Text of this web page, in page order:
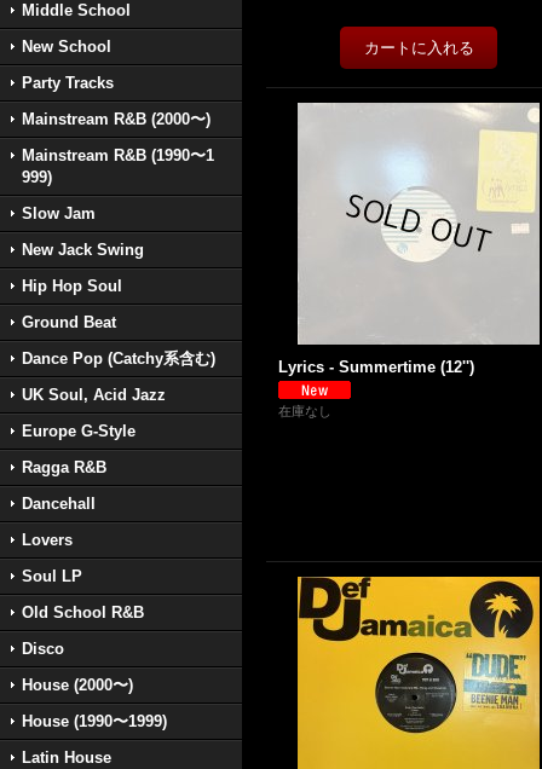
Middle School
New School
Party Tracks
Mainstream R&B (2000〜)
Mainstream R&B (1990〜1
999)
Slow Jam
New Jack Swing
Hip Hop Soul
Ground Beat
Dance Pop (Catchy系含む)
UK Soul, Acid Jazz
Europe G-Style
Ragga R&B
Dancehall
Lovers
Soul LP
Old School R&B
Disco
House (2000〜)
House (1990〜1999)
Latin House
Lyrics - Summertime (12'')
在庫なし